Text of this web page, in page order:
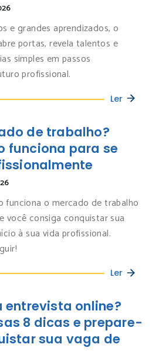
e grandes aprendizados, o
portas, revela talentos e
simples em passos
profissional.
Ler
de trabalho?
funciona para se
funciona o mercado de trabalho
você consiga conquistar sua
à sua vida profissional.
Ler
entrevista online?
8 dicas e prepare-
sua vaga de